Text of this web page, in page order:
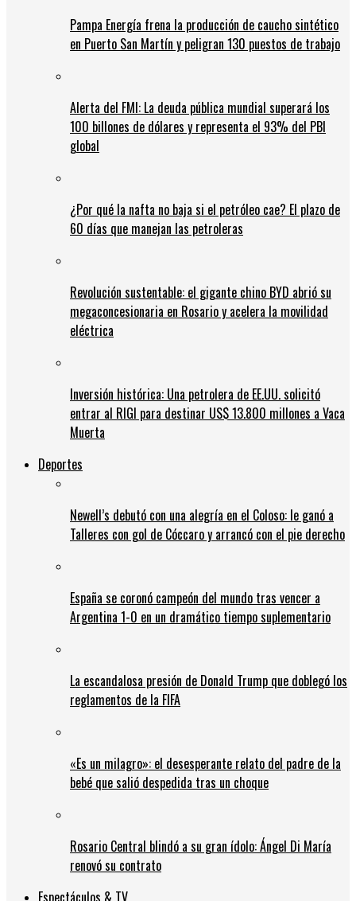
Pampa Energía frena la producción de caucho sintético
en Puerto San Martín y peligran 130 puestos de trabajo
Alerta del FMI: La deuda pública mundial superará los
100 billones de dólares y representa el 93% del PBI
global
¿Por qué la nafta no baja si el petróleo cae? El plazo de
60 días que manejan las petroleras
Revolución sustentable: el gigante chino BYD abrió su
megaconcesionaria en Rosario y acelera la movilidad
eléctrica
Inversión histórica: Una petrolera de EE.UU. solicitó
entrar al RIGI para destinar US$ 13.800 millones a Vaca
Muerta
Deportes
Newell’s debutó con una alegría en el Coloso: le ganó a
Talleres con gol de Cóccaro y arrancó con el pie derecho
España se coronó campeón del mundo tras vencer a
Argentina 1-0 en un dramático tiempo suplementario
La escandalosa presión de Donald Trump que doblegó los
reglamentos de la FIFA
«Es un milagro»: el desesperante relato del padre de la
bebé que salió despedida tras un choque
Rosario Central blindó a su gran ídolo: Ángel Di María
renovó su contrato